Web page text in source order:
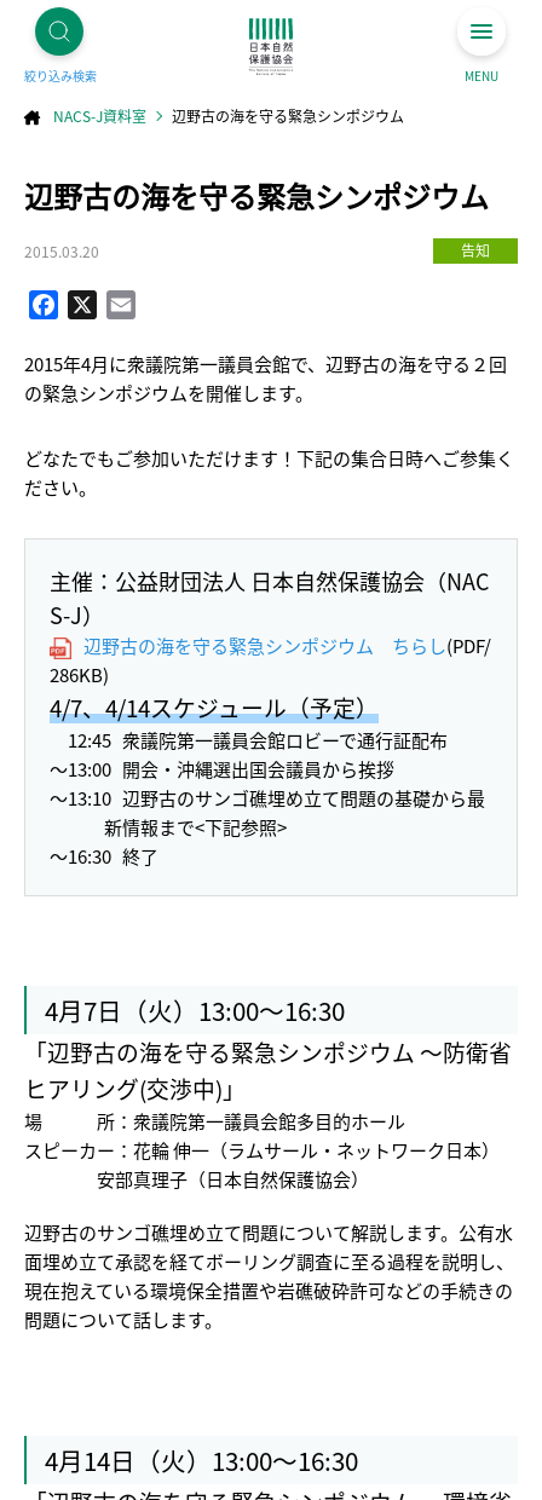
絞り込み検索 MENU
NACS-J資料室 辺野古の海を守る緊急シンポジウム
辺野古の海を守る緊急シンポジウム
2015.03.20 告知
Facebook
2015年4月に衆議院第一議員会館で、辺野古の海を守る２回
の緊急シンポジウムを開催します。
どなたでもご参加いただけます！下記の集合日時へご参集く
ださい。
主催：公益財団法人 日本自然保護協会（NAC
S-J）
辺野古の海を守る緊急シンポジウム ちらし(PDF/
286KB)
4/7、4/14スケジュール（予定）
12:45 衆議院第一議員会館ロビーで通行証配布
～13:00 開会・沖縄選出国会議員から挨拶
～13:10 辺野古のサンゴ礁埋め立て問題の基礎から最
新情報まで<下記参照>
～16:30 終了
4月7日（火）13:00～16:30
「辺野古の海を守る緊急シンポジウム ～防衛省
ヒアリング(交渉中)」
場 所： 衆議院第一議員会館多目的ホール
スピーカー： 花輪 伸一（ラムサール・ネットワーク日本）
安部真理子（日本自然保護協会）
辺野古のサンゴ礁埋め立て問題について解説します。公有水
面埋め立て承認を経てボーリング調査に至る過程を説明し、
現在抱えている環境保全措置や岩礁破砕許可などの手続きの
問題について話します。
4月14日（火）13:00～16:30